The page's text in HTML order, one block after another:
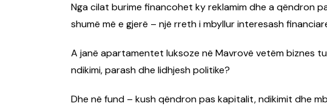
Nga cilat burime financohet ky reklamim dhe a qëndron
shumë më e gjerë – një rreth i mbyllur interesash
A janë apartamentet luksoze në Mavrovë vetëm biznes
ndikimi, parash dhe lidhjesh politike?
Dhe në fund – kush qëndron pas kapitalit, ndikimit dhe